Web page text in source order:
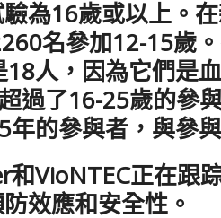
為16歲或以上。
名參加12-15歲
人，因為它們是
過了16-25歲的參
的參與者，與參
VioNTEC正在跟
效應和安全性。